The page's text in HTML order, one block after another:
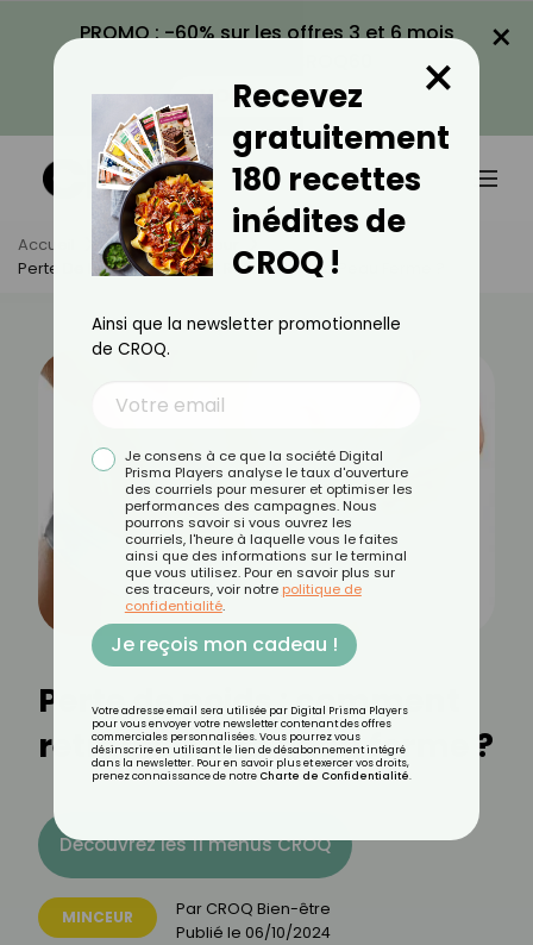
PROMO : -60% sur les offres 3 et 6 mois
VOIR LA PROMO
×
Accueil Actus
Minceur
Perte De Poids : Comment Retrouver Une Peau Ferme ?
Perte de poids : comment
retrouver une peau ferme ?
Découvrez les 11 menus CROQ
MINCEUR Par CROQ Bien-être
Publié le 06/10/2024
Recevez
gratuitement
180 recettes
inédites de
CROQ !
×
Ainsi que la newsletter promotionnelle
de CROQ.
Je consens à ce que la société Digital
Prisma Players analyse le taux d'ouverture
des courriels pour mesurer et optimiser les
performances des campagnes. Nous
pourrons savoir si vous ouvrez les
courriels, l'heure à laquelle vous le faites
ainsi que des informations sur le terminal
que vous utilisez. Pour en savoir plus sur
ces traceurs, voir notre politique de
confidentialité.
Je reçois mon cadeau !
Votre adresse email sera utilisée par Digital Prisma Players
pour vous envoyer votre newsletter contenant des offres
commerciales personnalisées. Vous pourrez vous
désinscrire en utilisant le lien de désabonnement intégré
dans la newsletter. Pour en savoir plus et exercer vos droits,
prenez connaissance de notre Charte de Confidentialité.